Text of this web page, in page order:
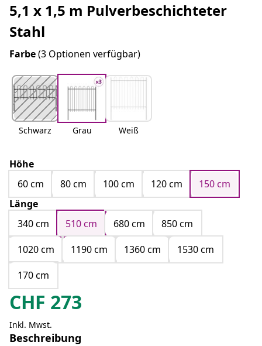
5,1 x 1,5 m Pulverbeschichteter
Stahl
Farbe(3 Optionen verfügbar)
Schwarz Grau Weiß
Höhe
60 cm
80 cm 100 cm 120 cm
150 cm
Länge
340 cm
510 cm 680 cm
850 cm
1020 cm
1190 cm 1360 cm
1530 cm
170 cm
CHF 273
Inkl. Mwst.
Beschreibung